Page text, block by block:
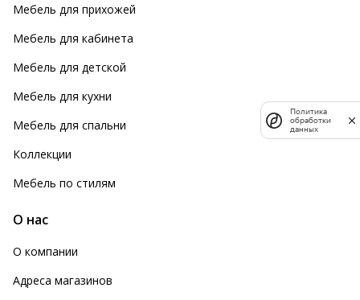
Мебель для прихожей
Мебель для кабинета
Мебель для детской
Мебель для кухни
Мебель для спальни
Коллекции
Мебель по стилям
О нас
О компании
Адреса магазинов
Политика
обработки
данных